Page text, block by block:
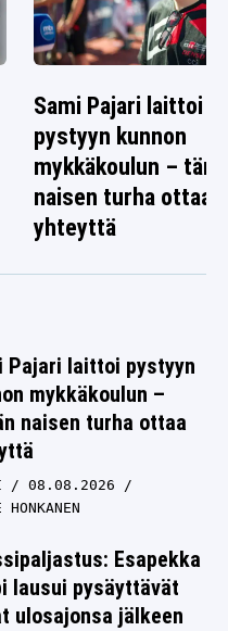
Sami Pajari laittoi
pystyyn kunnon
mykkäkoulun –
naisen turha ottaa
yhteyttä
Pajari laittoi pystyyn
mykkäkoulun –
naisen turha ottaa
08.08.2026
HONKANEN
Esapekka
lausui pysäyttävät
ulosajonsa jälkeen